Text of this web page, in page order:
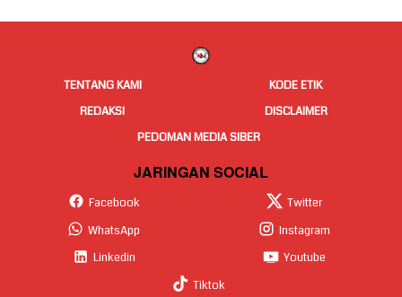
TENTANG KAMI
KODE ETIK
REDAKSI
DISCLAIMER
PEDOMAN MEDIA SIBER
JARINGAN SOCIAL
Facebook
Twitter
WhatsApp
Instagram
Linkedin
Youtube
Tiktok